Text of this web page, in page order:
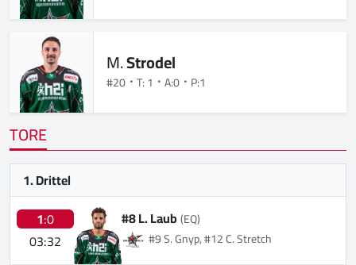
M.Strodel
#20 T: 1 A:0 P:1
TORE
1. Drittel
1:0
03:32
#8 L. Laub(EQ)
#9 S. Gnyp, #12 C. Stretch